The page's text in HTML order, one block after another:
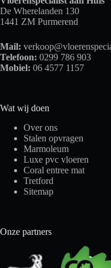
De Wherelanden 130
1441 ZM Purmerend
Mail:
Telefoon: 0299 786 903
Mobiel: 06 4577 1157
Wat wij doen
Over ons
Stalen opvragen
Marmoleum
Luxe pvc vloeren
Coral entree mat
Tretford
Sitemap
Onze partners